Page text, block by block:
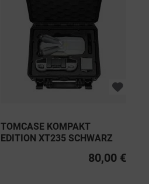
TOMCASE KOMPAKT
EDITION XT235 SCHWARZ
80,00 €